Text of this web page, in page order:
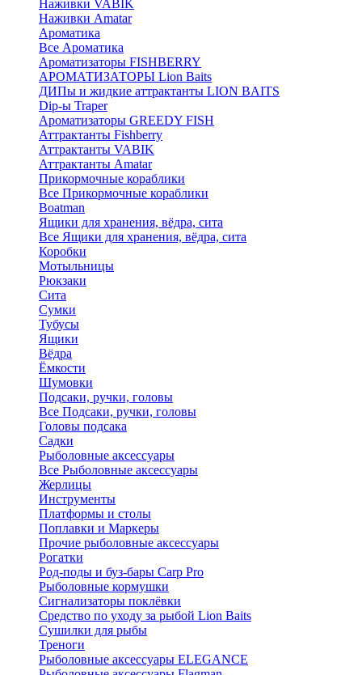
Наживки VABIK
Наживки Amatar
Ароматика
Все Ароматика
Ароматизаторы FISHBERRY
АРОМАТИЗАТОРЫ Lion Baits
ДИПы и жидкие аттрактанты LION BAITS
Dip-ы Traper
Ароматизаторы GREEDY FISH
Аттрактанты Fishberry
Аттрактанты VABIK
Аттрактанты Amatar
Прикормочные кораблики
Все Прикормочные кораблики
Boatman
Ящики для хранения, вёдра, сита
Все Ящики для хранения, вёдра, сита
Коробки
Мотыльницы
Рюкзаки
Сита
Сумки
Тубусы
Ящики
Вёдра
Ёмкости
Шумовки
Подсаки, ручки, головы
Все Подсаки, ручки, головы
Головы подсака
Садки
Рыболовные аксессуары
Все Рыболовные аксессуары
Жерлицы
Инструменты
Платформы и столы
Поплавки и Маркеры
Прочие рыболовные аксессуары
Рогатки
Род-поды и буз-бары Carp Pro
Рыболовные кормушки
Сигнализаторы поклёвки
Средство по уходу за рыбой Lion Baits
Сушилки для рыбы
Треноги
Рыболовные аксессуары ELEGANCE